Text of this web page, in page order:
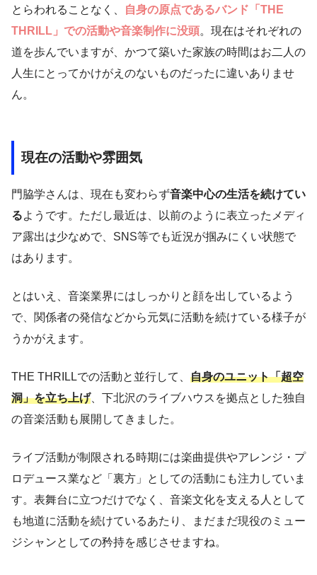
とらわれることなく、
自身の原点であるバンド「THE
THRILL」での活動や音楽制作に没頭。現在はそれぞれの
道を歩んでいますが、かつて築いた家族の時間はお二人の
人生にとってかけがえのないものだったに違いありませ
ん。
現在の活動や雰囲気
門脇学さんは、現在も変わらず音楽中心の生活を続けてい
るようです。ただし最近は、以前のように表立ったメディ
ア露出は少なめで、SNS等でも近況が掴みにくい状態で
はあります。
とはいえ、音楽業界にはしっかりと顔を出しているよう
で、関係者の発信などから元気に活動を続けている様子が
うかがえます。
THE THRILLでの活動と並行して、 自身のユニット「超空
洞」を立ち上げ、下北沢のライブハウスを拠点とした独自
の音楽活動も展開してきました。
ライブ活動が制限される時期には楽曲提供やアレンジ・プ
ロデュース業など「裏方」としての活動にも注力していま
す。表舞台に立つだけでなく、音楽文化を支える人として
も地道に活動を続けているあたり、まだまだ現役のミュー
ジシャンとしての矜持を感じさせますね。